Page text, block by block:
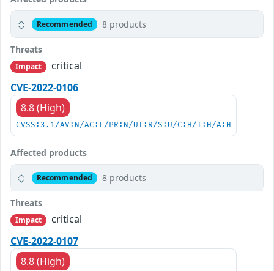
Recommended 8 products
Threats
Impact
critical
CVE-2022-0106
8.8 (High)
CVSS:3.1/AV:N/AC:L/PR:N/UI:R/S:U/C:H/I:H/A:H
Affected products
Recommended 8 products
Threats
Impact
critical
CVE-2022-0107
8.8 (High)